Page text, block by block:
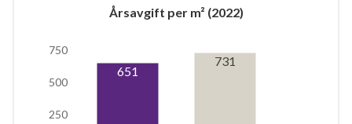
lägenhet
Årsavgift per m² (2022)
250
500
750
651
731